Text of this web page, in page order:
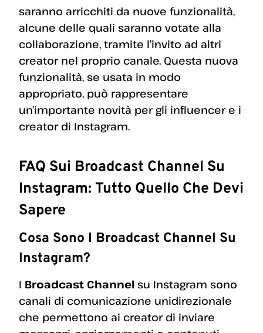
saranno arricchiti da nuove funzionalità,
alcune delle quali saranno votate alla
collaborazione, tramite l’invito ad altri
creator nel proprio canale. Questa nuova
funzionalità, se usata in modo
appropriato, può rappresentare
un’importante novità per gli influencer e i
creator di Instagram.
FAQ Sui Broadcast Channel Su
Instagram: Tutto Quello Che Devi
Sapere
Cosa Sono I Broadcast Channel Su
Instagram?
I Broadcast Channel su Instagram sono
canali di comunicazione unidirezionale
che permettono ai creator di inviare